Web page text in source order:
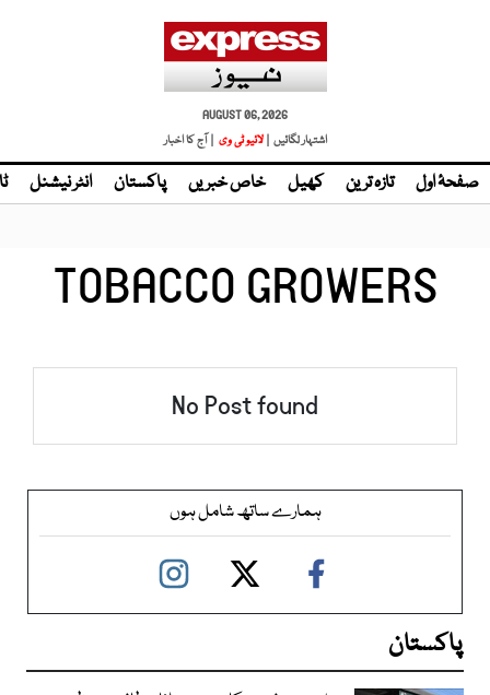
AUGUST 06, 2026
اشتہار لگائیں | لائیو ٹی وی | آج کا اخبار
صفحۂ اول تازہ ترین کھیل خاص خبریں پاکستان انٹر نیشنل
TOBACCO GROWERS
No Post found
ہمارے ساتھ شامل ہوں
پاکستان